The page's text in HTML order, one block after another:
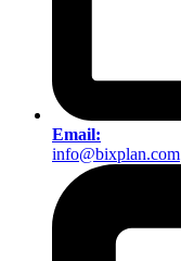
Email:
info@bixplan.com